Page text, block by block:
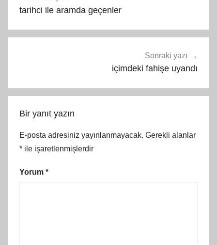
gezinmesi
tarihci ile aramda geçenler
Sonraki yazı
içimdeki fahişe uyandı
Bir yanıt yazın
E-posta adresiniz yayınlanmayacak. Gerekli alanlar
* ile işaretlenmişlerdir
Yorum *